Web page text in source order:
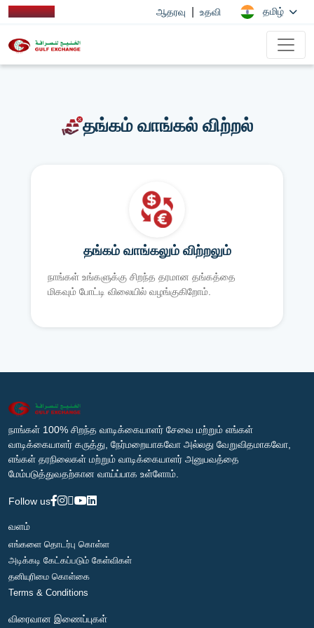
ஆதரவு உதவி தமிழ்
தங்கம் வாங்கல் விற்றல்
தங்கம் வாங்கலும் விற்றலும்
நாங்கள் உங்களுக்கு சிறந்த தரமான தங்கத்தை
மிகவும் போட்டி விலையில் வழங்குகிறோம்.
நாங்கள் 100% சிறந்த வாடிக்கையாளர் சேவை மற்றும் எங்கள்
வாடிக்கையாளர் கருத்து, நேர்மறையாகவோ அல்லது வேறுவிதமாகவோ,
எங்கள் தரநிலைகள் மற்றும் வாடிக்கையாளர் அனுபவத்தை
மேம்படுத்துவதற்கான வாய்ப்பாக உள்ளோம்.
Follow us
வளம்
எங்களை தொடர்பு கொள்ள
அடிக்கடி கேட்கப்படும் கேள்விகள்
தனியுரிமை கொள்கை
Terms & Conditions
விரைவான இணைப்புகள்